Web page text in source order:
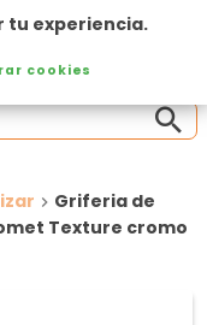
Griferia de
Texture cromo
tu experiencia.
cookies